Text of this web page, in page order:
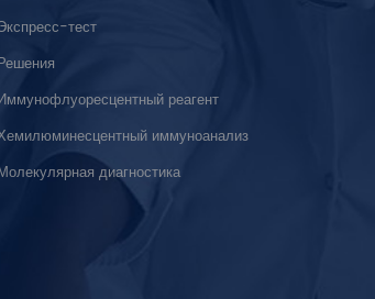
тест
реагент
иммуноанализ
диагностика